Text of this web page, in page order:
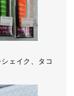
ェイク、タコ